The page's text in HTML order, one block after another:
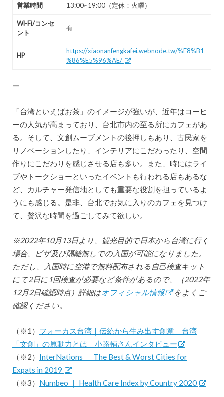
営業時間 13:00~19:00（定休：火曜）
Wi-Fi/コンセ
ント
有
HP
https://xiaonanfengkafei.webnode.tw/%E8%B1
%86%E5%96%AE/
ー
「台湾といえばお茶」のイメージが強いが、近年はコーヒ
ーの人気が高まっており、台北市内の至る所にカフェがあ
る。そして、文創ムーブメントの後押しもあり、古民家を
リノベーションしたり、インテリアにこだわったり、空間
作りにこだわりを感じさせる店も多い。また、時にはライ
ブやトークショーといったイベントも行われる店もあるな
ど、カルチャー発信地としても重要な役割を担っているよ
うにも感じる。是非、台北でお気に入りのカフェを見つけ
て、贅沢な時間を過ごしてみて欲しい。
※2022年10月13日より、観光目的で日本から台湾に行く
場合、ビザ及び隔離無しでの入国が可能になりました。
ただし、入国時に空港で無料配布される自己検査キット
にて2日に1回検査が必要など条件があるので、（2022年
12月2日確認時点）詳細はオフィシャル情報
をよくご
確認ください。
（※1） フォーカス台湾｜伝統から生み出す創意 台湾
「文創」の原動力とは 小路輔さんインタビュー
（※2） InterNations ｜ The Best & Worst Cities for
Expats in 2019
（※3） Numbeo ｜ Health Care Index by Country 2020